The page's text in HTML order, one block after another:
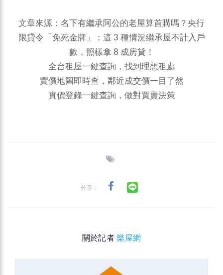
文章來源： 名下有繼承阿公的老屋算首購嗎？央行
限貸令「免死金牌」：這 3 種情況繼承屋不計入戶
數，照樣拿 8 成房貸！
全台租屋一鍵查詢，找到理想租處
實價地圖即時查，鄰近成交價一目了然
實價登錄一鍵查詢，做對買賣決策
分享：
關於記者樂屋網